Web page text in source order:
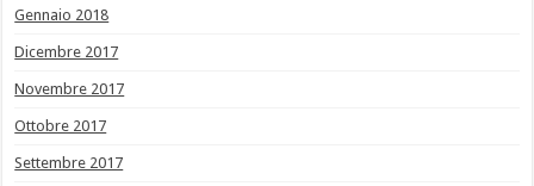
Gennaio 2018
Dicembre 2017
Novembre 2017
Ottobre 2017
Settembre 2017